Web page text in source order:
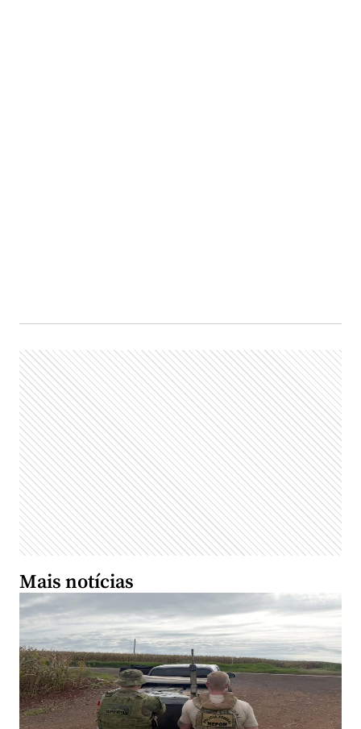
Mais notícias